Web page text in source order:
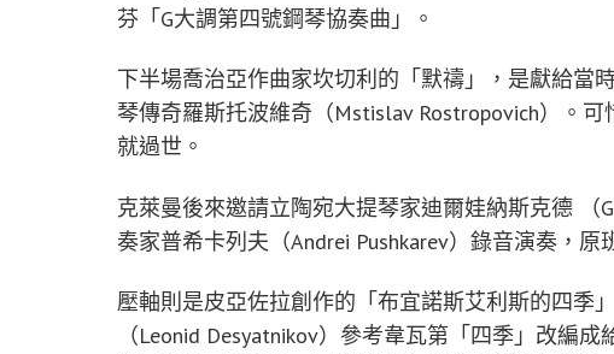
芬「G大調第四號鋼琴協奏曲」。
下半場喬治亞作曲家坎切利的「默禱」，是獻給當
琴傳奇羅斯托波維奇（Mstislav Rostropovich）。
就過世。
克萊曼後來邀請立陶宛大提琴家迪爾娃納斯克德 （
奏家普希卡列夫（Andrei Pushkarev）錄音演奏，原
壓軸則是皮亞佐拉創作的「布宜諾斯艾利斯的四季
（Leonid Desyatnikov）參考韋瓦第「四季」改編